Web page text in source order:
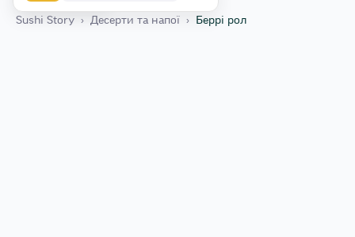
Sushi Story › Десерти та напої › Беррі рол